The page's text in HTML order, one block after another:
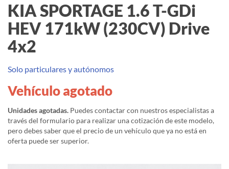
KIA SPORTAGE 1.6 T-GDi
HEV 171kW (230CV) Drive
4x2
Solo particulares y autónomos
Vehículo agotado
Unidades agotadas. Puedes contactar con nuestros especialistas a
través del formulario para realizar una cotización de este modelo,
pero debes saber que el precio de un vehículo que ya no está en
oferta puede ser superior.